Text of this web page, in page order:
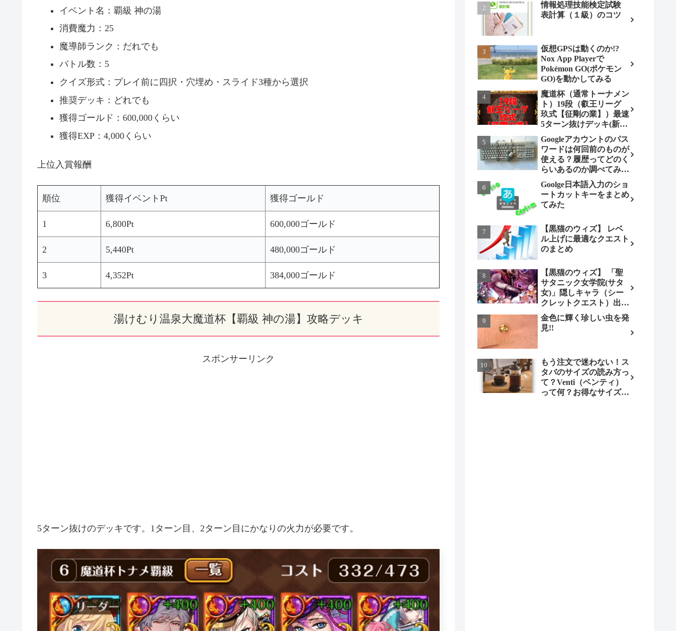
イベント名：覇級 神の湯
消費魔力：25
魔導師ランク：だれでも
バトル数：5
クイズ形式：プレイ前に四択・穴埋め・スライド3種から選択
推奨デッキ：どれでも
獲得ゴールド：600,000くらい
獲得EXP：4,000くらい
上位入賞報酬
順位 獲得イベントPt 獲得ゴールド
1 6,800Pt 600,000ゴールド
2 5,440Pt 480,000ゴールド
3 4,352Pt 384,000ゴールド
湯けむり温泉大魔道杯【覇級 神の湯】攻略デッキ
スポンサーリンク
5ターン抜けのデッキです。1ターン目、2ターン目にかなりの火力が必要です。
情報処理技能検定試験
表計算（１級）のコツ
仮想GPSは動くのか!?
Nox App Playerで
Pokémon GO(ポケモン
GO)を動かしてみる
魔道杯（通常トーナメン
ト）19段（叡王リーグ
玖式【征剛の業】）最速
5ターン抜けデッキ(新パ
ターン)!
Googleアカウントのパス
ワードは何回前のものが
使える？履歴ってどのく
らいあるのか調べてみま
した。
Goolge日本語入力のショ
ートカットキーをまとめ
てみた
【黒猫のウィズ】 レベ
ル上げに最適なクエスト
のまとめ
【黒猫のウィズ】 「聖
サタニック女学院(サタ
女)」隠しキャラ（シー
クレットクエスト）出現
条件とは（ノーマル編）
金色に輝く珍しい虫を発
見!!
もう注文で迷わない！ス
タバのサイズの読み方っ
て？Venti（ベンティ）
って何？お得なサイズも